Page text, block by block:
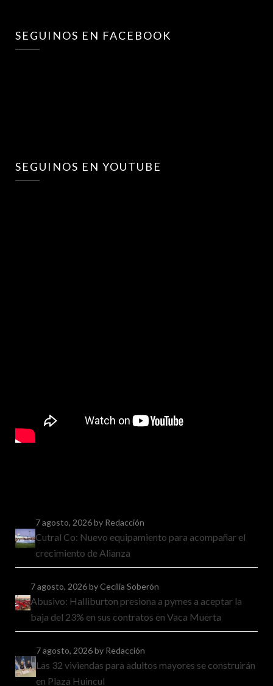
SEGUINOS EN FACEBOOK
SEGUINOS EN YOUTUBE
7 agosto, 2026by Redacción
Cutral Co: Nuevo equipamiento para acompañar el
crecimiento de Alianza
7 agosto, 2026by Cecilia Soberón
Abusivo: Halliburton presiona a pymes a aceptar la
baja del 23% en sus contratos en Vaca Muerta
7 agosto, 2026by Redacción
Las 32 viviendas para adultos mayores se construirán
en Plaza Huincul